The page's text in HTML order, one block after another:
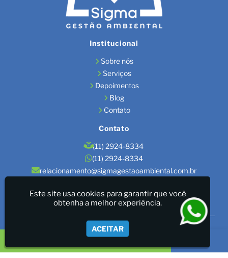
Institucional
Sobre nós
Serviços
Depoimentos
Blog
Contato
Contato
(11) 2924-8334
(11) 2924-8334
relacionamento@sigmagestaoambiental.com.br
Localização
São Paulo / SP
Sigma Gestão Ambiental - LICENÇAS AMBIENTAIS/GESTÃO
DE RESÍDUOS/LAUDOS
Este site usa cookies para garantir que você
obtenha a melhor experiência.
ACEITAR